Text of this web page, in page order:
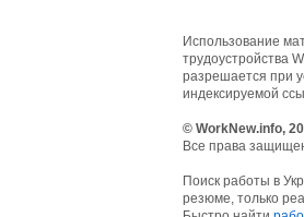
Использование
трудоустройства
разрешается при
индексируемой
© WorkNew.info,
Все права
Поиск работы в
резюме, только